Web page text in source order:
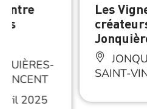
entre
2025
Les
SAINT-